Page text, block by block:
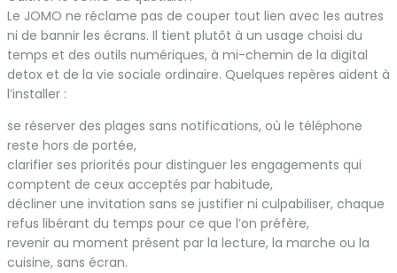
Le JOMO ne réclame pas de couper tout lien avec les autres
ni de bannir les écrans. Il tient plutôt à un usage choisi du
temps et des outils numériques, à mi-chemin de la digital
detox et de la vie sociale ordinaire. Quelques repères aident à
l’installer :
se réserver des plages sans notifications, où le téléphone
reste hors de portée,
clarifier ses priorités pour distinguer les engagements qui
comptent de ceux acceptés par habitude,
décliner une invitation sans se justifier ni culpabiliser, chaque
refus libérant du temps pour ce que l’on préfère,
revenir au moment présent par la lecture, la marche ou la
cuisine, sans écran.